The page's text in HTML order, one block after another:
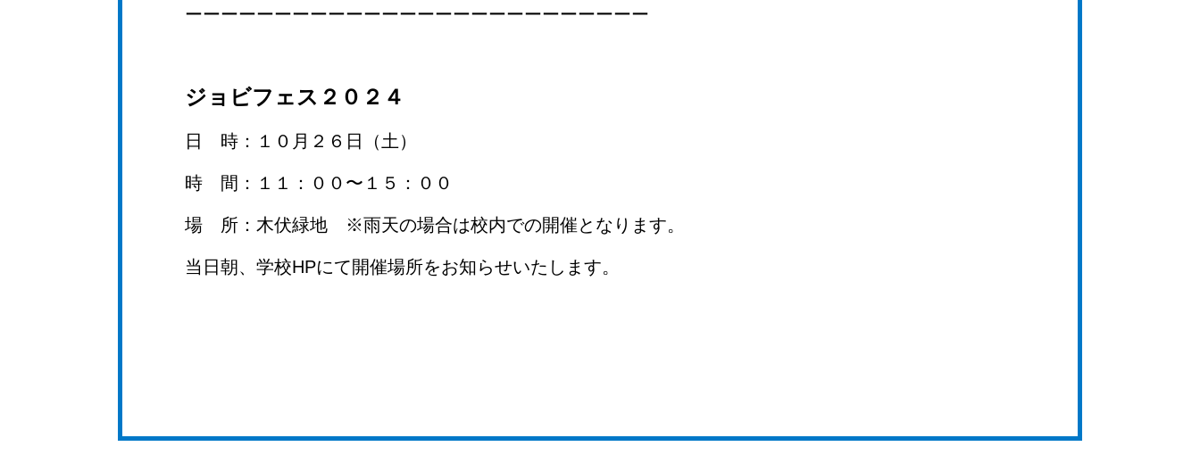
ーーーーーーーーーーーーーーーーーーーーーーーーーー
ジョビフェス２０２４
日 時：１０月２６日（土）
時 間：１１：００〜１５：００
場 所：木伏緑地 ※雨天の場合は校内での開催となります。
当日朝、学校HPにて開催場所をお知らせいたします。